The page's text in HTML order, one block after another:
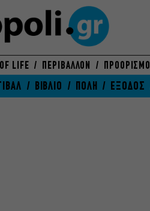
LIFE ΠΕΡΙΒΑΛΛΟΝ ΠΡΟΟΡΙΣΜΟΙ
ΒΙΒΛΙΟ ΠΟΛΗ ΕΞΟΔΟΣ